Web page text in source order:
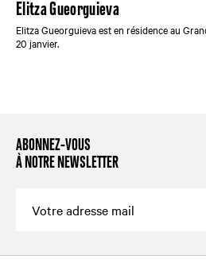
Elitza Gueorguieva
Elitza Gueorguieva est en résidence au
20 janvier.
ABONNEZ-VOUS
À NOTRE NEWSLETTER